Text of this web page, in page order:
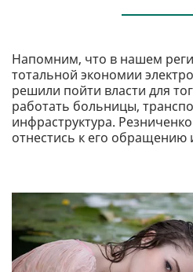
Напомним, что в нашем
тотальной экономии
решили пойти власти для
работать больницы,
инфраструктура.
отнестись к его обращению